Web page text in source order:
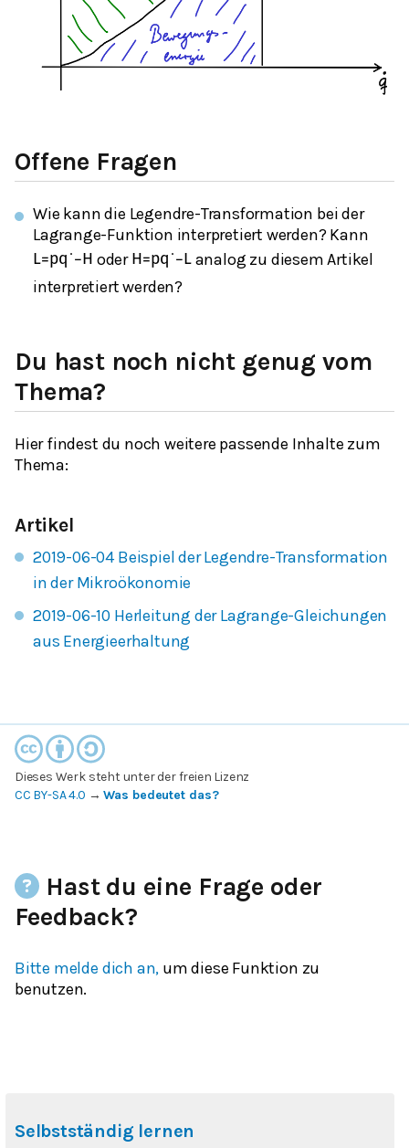
Offene Fragen
Wie kann die Legendre-Transformation bei der
Lagrange-Funktion interpretiert werden? Kann
L=pq ˙− H oder H =pq ˙− Lanalog zu diesem Artikel
interpretiert werden?
Du hast noch nicht genug vom
Thema?
Hier findest du noch weitere passende Inhalte zum
Thema:
Artikel
2019-06-04 Beispiel der Legendre-Transformation
in der Mikroökonomie
2019-06-10 Herleitung der Lagrange-Gleichungen
aus Energieerhaltung
Dieses Werk steht unter der freien Lizenz
CC BY-SA 4.0 →Was bedeutet das?
Hast du eine Frage oder
Feedback?
Bitte melde dich an, um diese Funktion zu
benutzen.
Selbstständig lernen